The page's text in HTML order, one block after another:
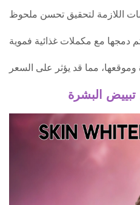
اللازمة لتحقيق تحسن ملحوظ
دمجها مع مكملات غذائية فموية
وموقعها، مما قد يؤثر على السعر
البشرة